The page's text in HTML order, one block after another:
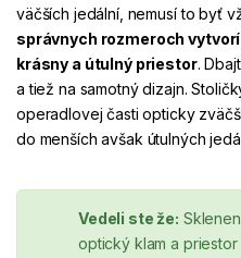
väčších jedální, nemusí to byť
správnych rozmeroch
krásny a útulný priestor.
a tiež na samotný dizajn.
operadlovej časti opticky
do menších avšak útulných
Vedeli ste že:
optický klam a